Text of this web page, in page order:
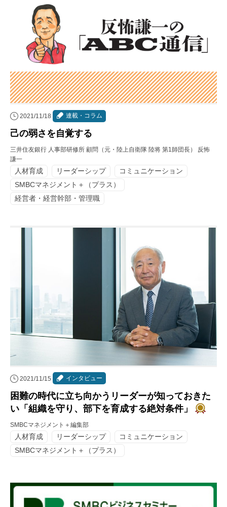
2021/11/18 連載・コラム
己の弱さを自覚する
三井住友銀行 人事部研修所 顧問（元・陸上自衛隊 陸将 第1師団長） 反怖
謙一
人材育成 リーダーシップ
コミュニケーション
SMBCマネジメント＋（プラス）
経営者・経営幹部・管理職
2021/11/15 インタビュー
困難の時代に立ち向かうリーダーが知っておきた
い「組織を守り、部下を育成する絶対条件」
SMBCマネジメント＋編集部
人材育成 リーダーシップ
コミュニケーション
SMBCマネジメント＋（プラス）